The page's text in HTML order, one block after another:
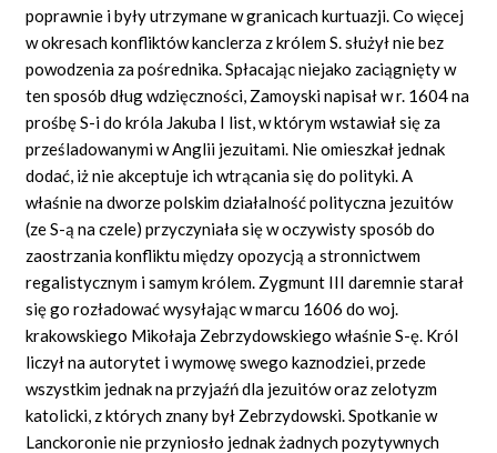
poprawnie i były utrzymane w granicach kurtuazji. Co więcej
w okresach konfliktów kanclerza z królem S. służył nie bez
powodzenia za pośrednika. Spłacając niejako zaciągnięty w
ten sposób dług wdzięczności, Zamoyski napisał w r. 1604 na
prośbę S-i do króla Jakuba I list, w którym wstawiał się za
prześladowanymi w Anglii jezuitami. Nie omieszkał jednak
dodać, iż nie akceptuje ich wtrącania się do polityki. A
właśnie na dworze polskim działalność polityczna jezuitów
(ze S-ą na czele) przyczyniała się w oczywisty sposób do
zaostrzania konfliktu między opozycją a stronnictwem
regalistycznym i samym królem. Zygmunt III daremnie starał
się go rozładować wysyłając w marcu 1606 do woj.
krakowskiego Mikołaja Zebrzydowskiego właśnie S-ę. Król
liczył na autorytet i wymowę swego kaznodziei, przede
wszystkim jednak na przyjaźń dla jezuitów oraz zelotyzm
katolicki, z których znany był Zebrzydowski. Spotkanie w
Lanckoronie nie przyniosło jednak żadnych pozytywnych